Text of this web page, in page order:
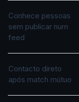
Conhece pessoas
sem publicar num
feed
Contacto direto
após match mútuo